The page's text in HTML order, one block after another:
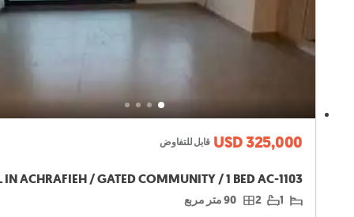
USD 325,000 قابل للتفاوض
1
2 90 متر مربع